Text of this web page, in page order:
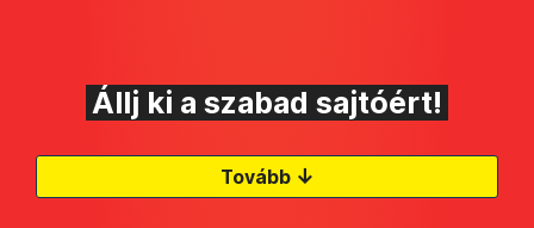
Állj ki a szabad sajtóért!
Tovább ↓